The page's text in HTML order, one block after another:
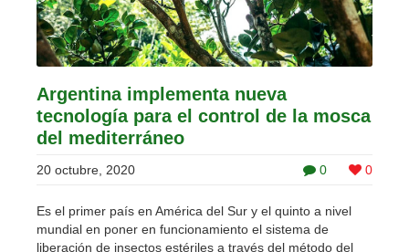
Argentina implementa nueva
tecnología para el control de la mosca
del mediterráneo
0 0
20 octubre, 2020
Es el primer país en América del Sur y el quinto a nivel
mundial en poner en funcionamiento el sistema de
liberación de insectos estériles a través del método del